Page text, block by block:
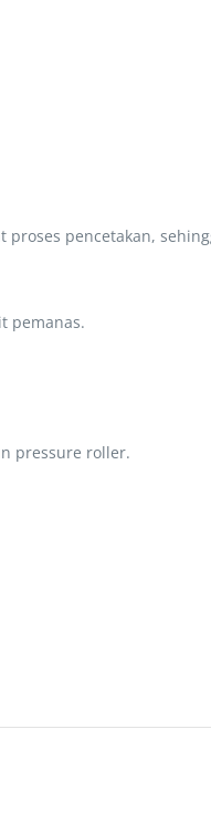
proses pencetakan,
pemanas.
pressure roller.